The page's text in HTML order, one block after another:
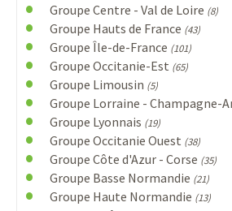
Groupe Centre - Val de Loire (8)
Groupe Hauts de France (43)
Groupe Île-de-France (101)
Groupe Occitanie-Est (65)
Groupe Limousin (5)
Groupe Lorraine - Champagne-
Groupe Lyonnais (19)
Groupe Occitanie Ouest (38)
Groupe Côte d'Azur - Corse (35)
Groupe Basse Normandie (21)
Groupe Haute Normandie (13)